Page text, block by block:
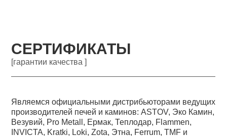
СЕРТИФИКАТЫ
[гарантии качества ]
Являемся официальными дистрибьюторами ведущих
производителей печей и каминов: ASTOV, Эко Камин,
Везувий, Pro Metall, Ермак, Теплодар, Flammen,
INVICTA, Kratki, Loki, Zota, Этна, Ferrum, TMF и